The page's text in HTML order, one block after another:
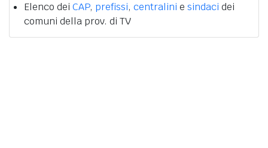
Elenco dei CAP, prefissi, centralini e sindaci dei
comuni della prov. di TV